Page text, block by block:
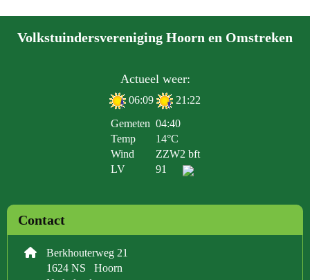
Volkstuindersvereniging Hoorn en Omstreken
Actueel weer:
06:09 21:22
Gemeten 04:40
Temp
14°C
Wind
ZZW2 bft
LV
91
Contact
Berkhouterweg 21
1624 NS Hoorn